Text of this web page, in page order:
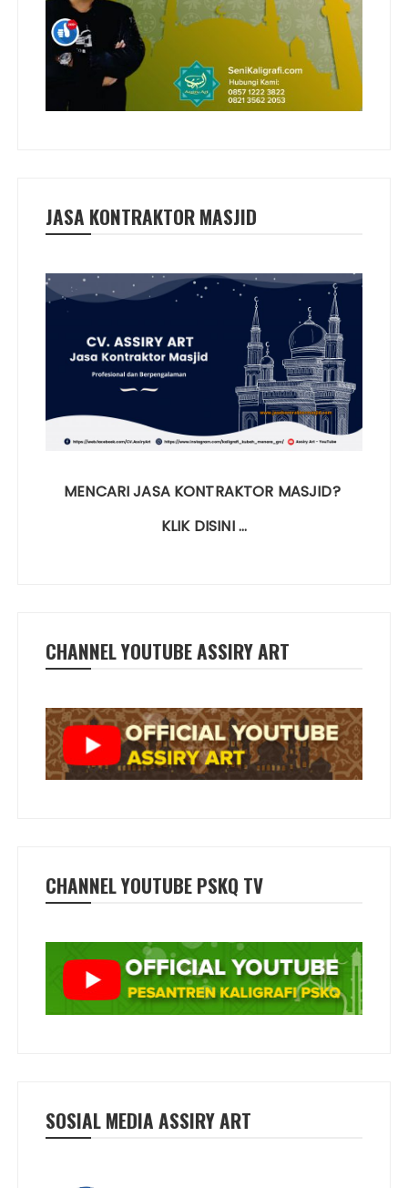
JASA KONTRAKTOR MASJID
MENCARI JASA KONTRAKTOR MASJID?
KLIK DISINI …
CHANNEL YOUTUBE ASSIRY ART
CHANNEL YOUTUBE PSKQ TV
SOSIAL MEDIA ASSIRY ART